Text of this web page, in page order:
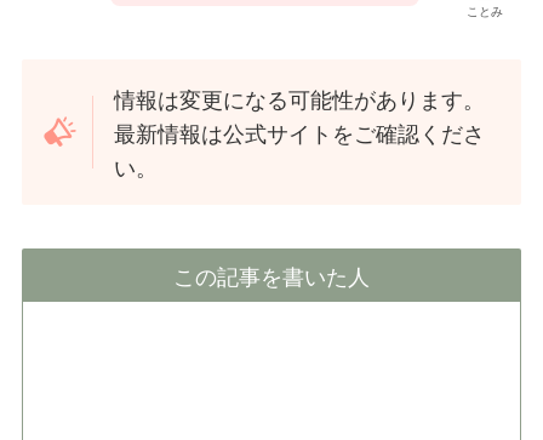
ことみ
情報は変更になる可能性があります。
最新情報は公式サイトをご確認くださ
い。
この記事を書いた人